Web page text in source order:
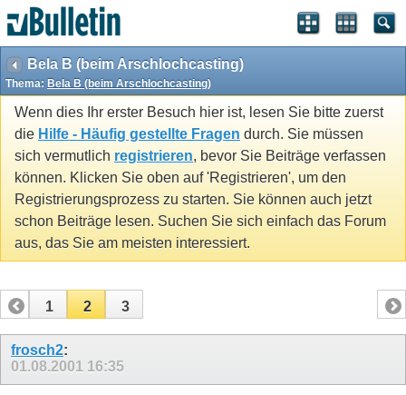
Bela B (beim Arschlochcasting)
Thema: Bela B (beim Arschlochcasting)
Wenn dies Ihr erster Besuch hier ist, lesen Sie bitte zuerst
die Hilfe - Häufig gestellte Fragen durch. Sie müssen
sich vermutlich registrieren, bevor Sie Beiträge verfassen
können. Klicken Sie oben auf 'Registrieren', um den
Registrierungsprozess zu starten. Sie können auch jetzt
schon Beiträge lesen. Suchen Sie sich einfach das Forum
aus, das Sie am meisten interessiert.
1 2 3
frosch2:
01.08.2001 16:35